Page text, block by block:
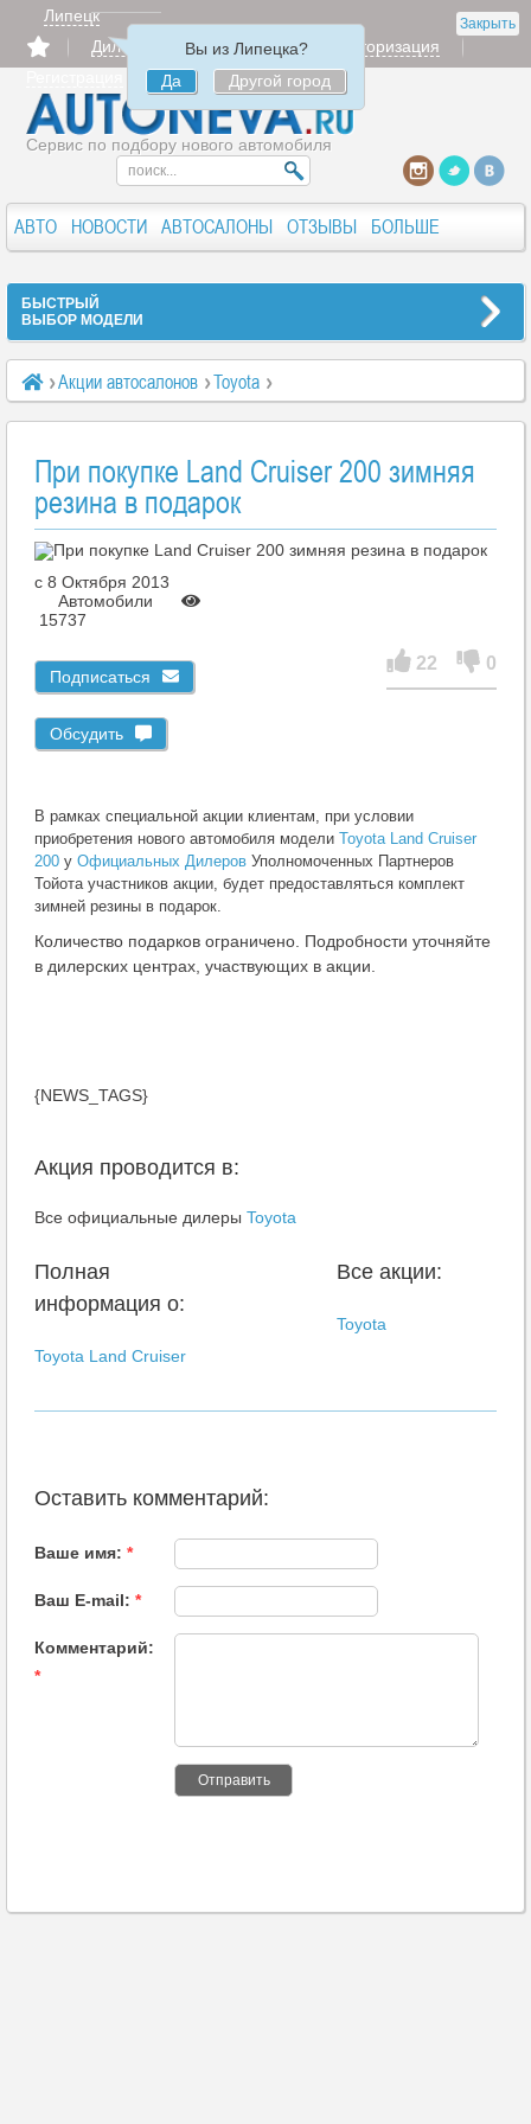
Закрыть
Липецк
Вы из Липецка?
Да
Другой город
Дилерам Продать
Авторизация
Сервис по подбору нового автомобиля
АВТО НОВОСТИ АВТОСАЛОНЫ ОТЗЫВЫ БОЛЬШЕ
БЫСТРЫЙ
ВЫБОР МОДЕЛИ
Акции автосалонов Toyota
При покупке Land Cruiser 200 зимняя резина в подарок
При покупке Land Cruiser 200 зимняя
резина в подарок
c 8 Октября 2013
Автомобили
15737
Подписаться
Обсудить
22 0
В рамках специальной акции клиентам, при условии
приобретения нового автомобиля модели Toyota Land Cruiser
200 у Официальных Дилеров Уполномоченных Партнеров
Тойота участников акции, будет предоставляться комплект
зимней резины в подарок.
Количество подарков ограничено. Подробности уточняйте
в дилерских центрах, участвующих в акции.
{NEWS_TAGS}
Акция проводится в:
Все официальные дилеры Toyota
Полная
информация о:
Toyota Land Cruiser
Все акции:
Toyota
Оставить комментарий:
Ваше имя: *
Ваш E-mail: *
Комментарий:
*
Отправить